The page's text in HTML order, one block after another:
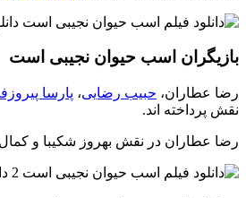
بازیگران اسب حیوان نجیبی است
رضا عطاران، حبیب رضایی، پارسا
نقش پرداخته اند.
رضا عطاران در نقش بهروز شکیبا و